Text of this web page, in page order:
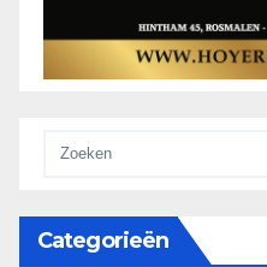
Categorieën